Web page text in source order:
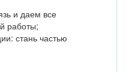
и даем все
работы;
стань частью